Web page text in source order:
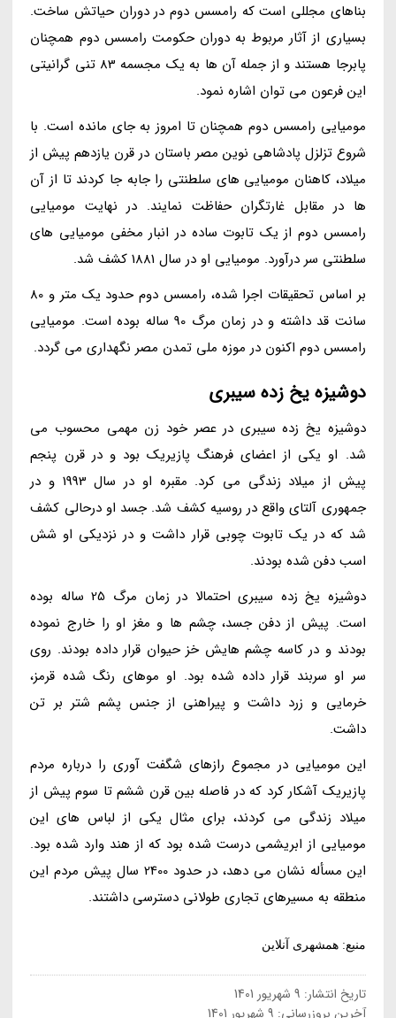
بناهای مجللی است که رامسس دوم در دوران حیاتش ساخت.
بسیاری از آثار مربوط به دوران حکومت رامسس دوم همچنان
پابرجا هستند و از جمله آن ها به یک مجسمه 83 تنی گرانیتی
این فرعون می توان اشاره نمود.
مومیایی رامسس دوم همچنان تا امروز به جای مانده است. با
شروع تزلزل پادشاهی نوین مصر باستان در قرن یازدهم پیش از
میلاد، کاهنان مومیایی های سلطنتی را جابه جا کردند تا از آن
ها در مقابل غارتگران حفاظت نمایند. در نهایت مومیایی
رامسس دوم از یک تابوت ساده در انبار مخفی مومیایی های
سلطنتی سر درآورد. مومیایی او در سال 1881 کشف شد.
بر اساس تحقیقات اجرا شده، رامسس دوم حدود یک متر و 80
سانت قد داشته و در زمان مرگ 90 ساله بوده است. مومیایی
رامسس دوم اکنون در موزه ملی تمدن مصر نگهداری می گردد.
دوشیزه یخ زده سیبری
دوشیزه یخ زده سیبری در عصر خود زن مهمی محسوب می
شد. او یکی از اعضای فرهنگ پازیریک بود و در قرن پنجم
پیش از میلاد زندگی می کرد. مقبره او در سال 1993 و در
جمهوری آلتای واقع در روسیه کشف شد. جسد او درحالی کشف
شد که در یک تابوت چوبی قرار داشت و در نزدیکی او شش
اسب دفن شده بودند.
دوشیزه یخ زده سیبری احتمالا در زمان مرگ 25 ساله بوده
است. پیش از دفن جسد، چشم ها و مغز او را خارج نموده
بودند و در کاسه چشم هایش خز حیوان قرار داده بودند. روی
سر او سربند قرار داده شده بود. او موهای رنگ شده قرمز،
خرمایی و زرد داشت و پیراهنی از جنس پشم شتر بر تن
داشت.
این مومیایی در مجموع رازهای شگفت آوری را درباره مردم
پازیریک آشکار کرد که در فاصله بین قرن ششم تا سوم پیش از
میلاد زندگی می کردند، برای مثال یکی از لباس های این
مومیایی از ابریشمی درست شده بود که از هند وارد شده بود.
این مسأله نشان می دهد، در حدود 2400 سال پیش مردم این
منطقه به مسیرهای تجاری طولانی دسترسی داشتند.
منبع: همشهری آنلاین
تاریخ انتشار: 9 شهریور 1401
آخرین بروزرسانی: 9 شهریور 1401